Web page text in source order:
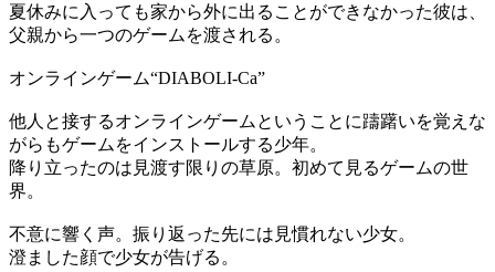
夏休みに入っても家から外に出ることができなかった彼は、
父親から一つのゲームを渡される。
オンラインゲーム“DIABOLI-Ca”
他人と接するオンラインゲームということに躊躇いを覚えな
がらもゲームをインストールする少年。
降り立ったのは見渡す限りの草原。初めて見るゲームの世
界。
不意に響く声。振り返った先には見慣れない少女。
澄ました顔で少女が告げる。